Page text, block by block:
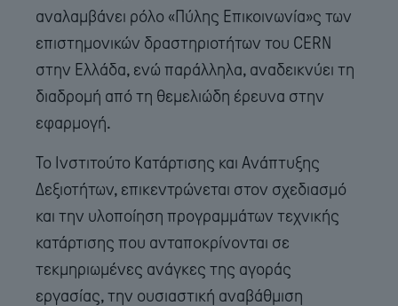
αναλαμβάνει ρόλο «Πύλης Επικοινωνία»ς των
επιστημονικών δραστηριοτήτων του CERN
στην Ελλάδα, ενώ παράλληλα, αναδεικνύει τη
διαδρομή από τη θεμελιώδη έρευνα στην
εφαρμογή.
Το Ινστιτούτο Κατάρτισης και Ανάπτυξης
Δεξιοτήτων, επικεντρώνεται στον σχεδιασμό
και την υλοποίηση προγραμμάτων τεχνικής
κατάρτισης που ανταποκρίνονται σε
τεκμηριωμένες ανάγκες της αγοράς
εργασίας, την ουσιαστική αναβάθμιση